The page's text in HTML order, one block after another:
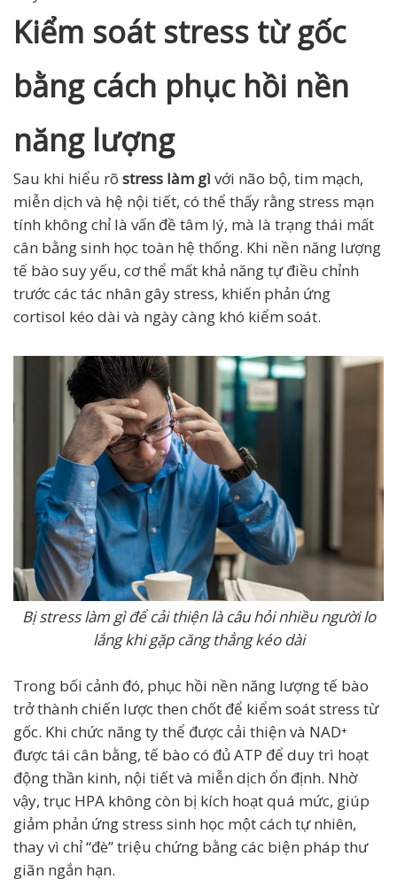
Kiểm soát stress từ gốc
bằng cách phục hồi nền
năng lượng
Sau khi hiểu rõ stress làm gìvới não bộ, tim mạch,
miễn dịch và hệ nội tiết, có thể thấy rằng stress mạn
tính không chỉ là vấn đề tâm lý, mà là trạng thái mất
cân bằng sinh học toàn hệ thống. Khi nền năng lượng
tế bào suy yếu, cơ thể mất khả năng tự điều chỉnh
trước các tác nhân gây stress, khiến phản ứng
cortisol kéo dài và ngày càng khó kiểm soát.
Bị stress làm gì để cải thiện là câu hỏi nhiều người lo
lắng khi gặp căng thẳng kéo dài
Trong bối cảnh đó, phục hồi nền năng lượng tế bào
trở thành chiến lược then chốt để kiểm soát stress từ
gốc. Khi chức năng ty thể được cải thiện và NAD⁺
được tái cân bằng, tế bào có đủ ATP để duy trì hoạt
động thần kinh, nội tiết và miễn dịch ổn định. Nhờ
vậy, trục HPA không còn bị kích hoạt quá mức, giúp
giảm phản ứng stress sinh học một cách tự nhiên,
thay vì chỉ “đè” triệu chứng bằng các biện pháp thư
giãn ngắn hạn.